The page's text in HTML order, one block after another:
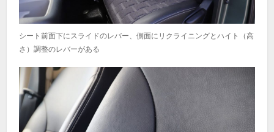
シート前面下にスライドのレバー、側面にリクライニングとハイト（高
さ）調整のレバーがある